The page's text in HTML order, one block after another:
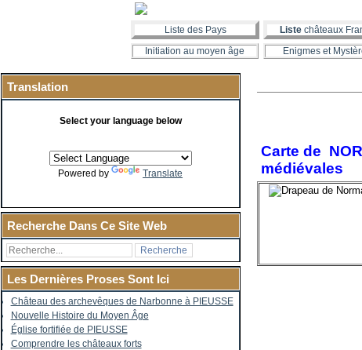
Liste des Pays Liste châteaux
Initiation au moyen âge
Enigmes et
Translation
Select your language below
Powered by Translate
Recherche Dans Ce Site Web
Les Dernières Proses Sont Ici
Château des archevêques de Narbonne à PIEUSSE
Nouvelle Histoire du Moyen Âge
Église fortifiée de PIEUSSE
Comprendre les châteaux forts
Carte de
médiévales